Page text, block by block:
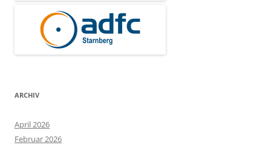
ARCHIV
April 2026
Februar 2026